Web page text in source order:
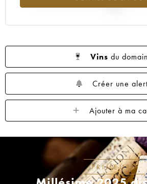
Vins du
Créer une
Ajouter à ma
PRIMEURS